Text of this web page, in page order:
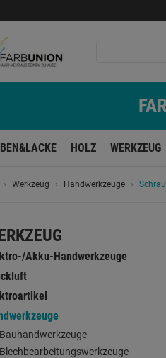
HOLZ WERKZEUG
Werkzeug Handwerkzeuge
Akku-Handwerkzeuge
Bauhandwerkzeuge
Blechbearbeitungswerkzeuge